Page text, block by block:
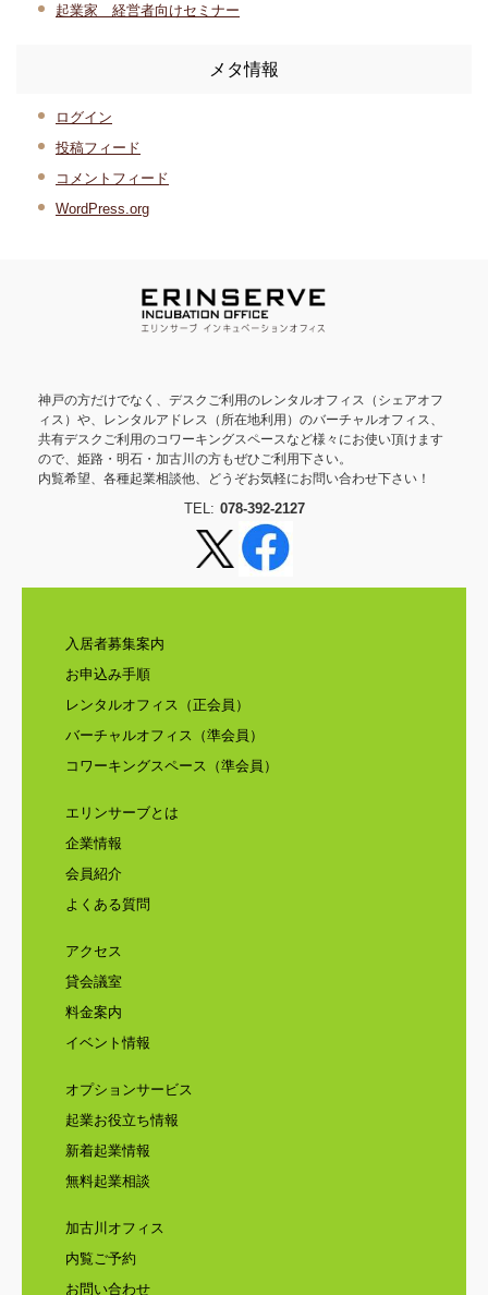
起業家 経営者向けセミナー
メタ情報
ログイン
投稿フィード
コメントフィード
WordPress.org
神戸の方だけでなく、デスクご利用のレンタルオフィス（シェアオフ
ィス）や、レンタルアドレス（所在地利用）のバーチャルオフィス、
共有デスクご利用のコワーキングスペースなど様々にお使い頂けます
ので、姫路・明石・加古川の方もぜひご利用下さい。
内覧希望、各種起業相談他、どうぞお気軽にお問い合わせ下さい！
TEL: 078-392-2127
入居者募集案内
お申込み手順
レンタルオフィス（正会員）
バーチャルオフィス（準会員）
コワーキングスペース（準会員）
エリンサーブとは
企業情報
会員紹介
よくある質問
アクセス
貸会議室
料金案内
イベント情報
オプションサービス
起業お役立ち情報
新着起業情報
無料起業相談
加古川オフィス
内覧ご予約
お問い合わせ